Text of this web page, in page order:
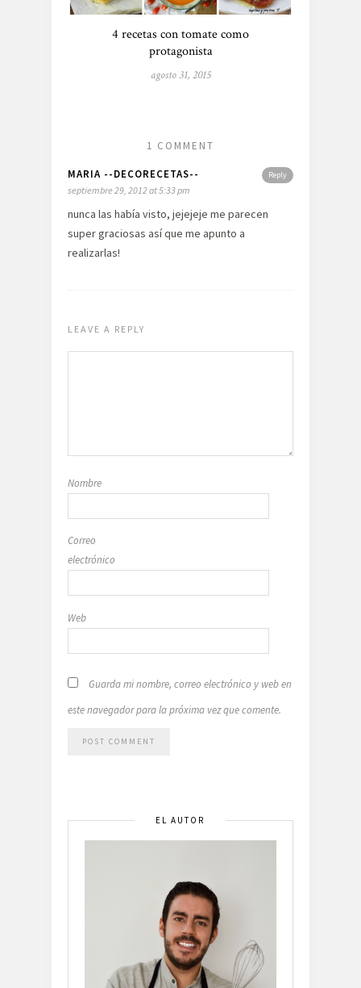
4 recetas con tomate como
protagonista
agosto 31, 2015
1 COMMENT
Reply
MARIA --DECORECETAS--
septiembre 29, 2012 at 5:33 pm
nunca las había visto, jejejeje me parecen
super graciosas así que me apunto a
realizarlas!
LEAVE A REPLY
Nombre
Correo
electrónico
Web
Guarda mi nombre, correo electrónico y web en
este navegador para la próxima vez que comente.
EL AUTOR